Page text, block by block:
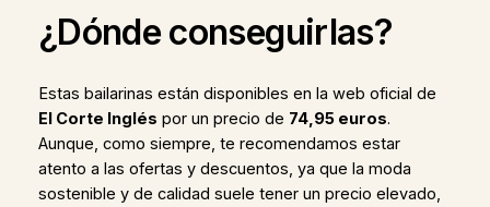
¿Dónde conseguirlas?
Estas bailarinas están disponibles en la web oficial de
El Corte Inglés por un precio de 74,95 euros.
Aunque, como siempre, te recomendamos estar
atento a las ofertas y descuentos, ya que la moda
sostenible y de calidad suele tener un precio elevado,